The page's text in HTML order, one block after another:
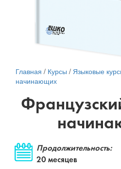
Главная / Курсы / Языковые
начинающих
Продолжительность:
20 месяцев